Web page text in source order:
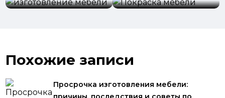
Похожие записи
Просрочка изготовления мебели: